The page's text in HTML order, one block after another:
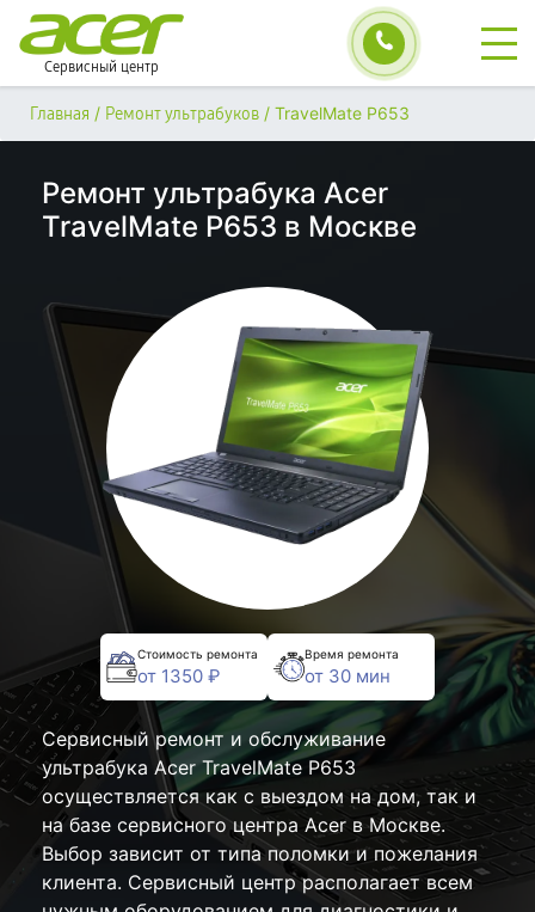
Сервисный центр
Главная / Ремонт ультрабуков / TravelMate P653
Ремонт ультрабука Acer
TravelMate P653 в Москве
Стоимость ремонта
от 1350 ₽
Время ремонта
от 30 мин
Сервисный ремонт и обслуживание
ультрабука Acer TravelMate P653
осуществляется как с выездом на дом, так и
на базе сервисного центра Acer в Москве.
Выбор зависит от типа поломки и пожелания
клиента. Сервисный центр располагает всем